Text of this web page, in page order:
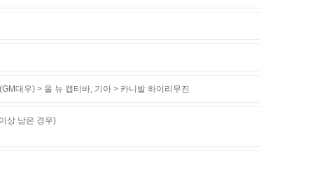
대우) > 올 뉴 캡티바, 기아 > 카니발 하이리무진
상 남은 경우)